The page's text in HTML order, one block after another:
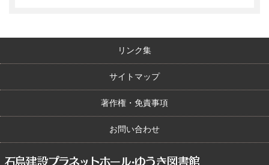
リンク集
サイトマップ
著作権・免責事項
お問い合わせ